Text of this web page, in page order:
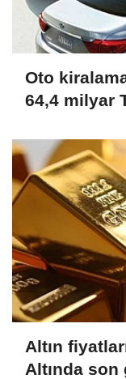
Oto
64,4 milyar
Altın
Altında son